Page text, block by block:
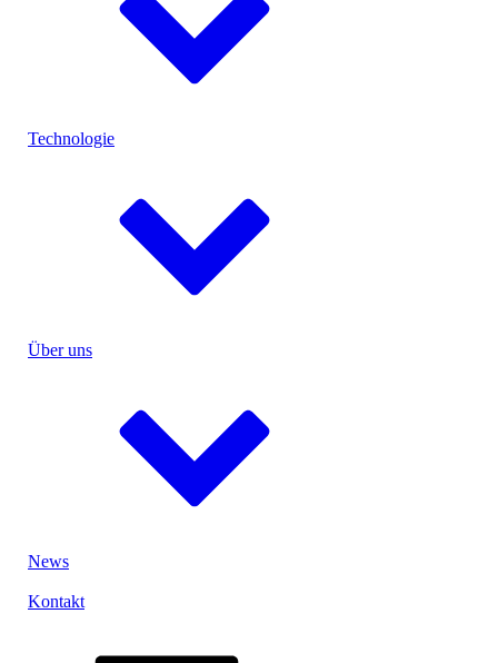
Konfektionierung
Ultraschallschweißen
Entwicklung & Konstruktion
Medizin
Sicherheit
Ihre Idee, unsere Lösung
Technologie
Lithium-Ionen-Akku
Lithium-Eisen-Phosphat-Akku
Über uns
News
Kontakt